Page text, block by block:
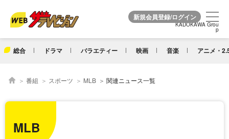
KADOKAWA Grou
p
総合 ドラマ バラエティー 映画 音楽 アニメ・
KADOKAWA Grou
p
番組 スポーツ MLB 関連ニュース一覧
MLB